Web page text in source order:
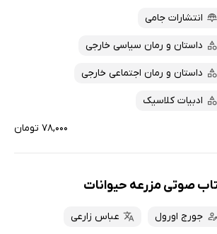
انتشارات جامی
داستان و رمان سیاسی خارجی
داستان و رمان اجتماعی خارجی
ادبیات کلاسیک
۷۸,۰۰۰ تومان
صوتی مزرعه حیوانات
جورج اورول
عباس زارعی